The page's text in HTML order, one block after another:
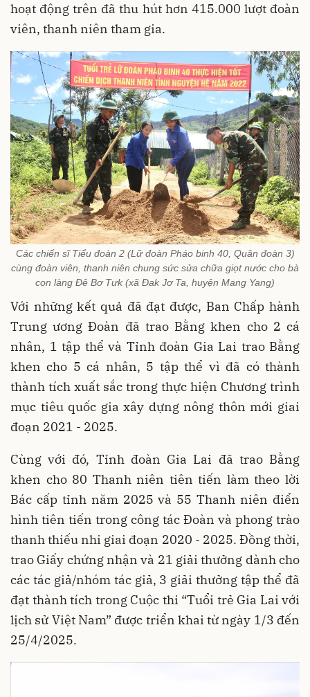
hoạt động trên đã thu hút hơn 415.000 lượt đoàn
viên, thanh niên tham gia.
Các chiến sĩ Tiểu đoàn 2 (Lữ đoàn Pháo binh 40, Quân đoàn 3)
cùng đoàn viên, thanh niên chung sức sửa chữa giọt nước cho bà
con làng Đê Bơ Tưk (xã Đak Jơ Ta, huyện Mang Yang)
Với những kết quả đã đạt được, Ban Chấp hành
Trung ương Đoàn đã trao Bằng khen cho 2 cá
nhân, 1 tập thể và Tỉnh đoàn Gia Lai trao Bằng
khen cho 5 cá nhân, 5 tập thể vì đã có thành
thành tích xuất sắc trong thực hiện Chương trình
mục tiêu quốc gia xây dựng nông thôn mới giai
đoạn 2021 - 2025.
Cùng với đó, Tỉnh đoàn Gia Lai đã trao Bằng
khen cho 80 Thanh niên tiên tiến làm theo lời
Bác cấp tỉnh năm 2025 và 55 Thanh niên điển
hình tiên tiến trong công tác Đoàn và phong trào
thanh thiếu nhi giai đoạn 2020 - 2025. Đồng thời,
trao Giấy chứng nhận và 21 giải thưởng dành cho
các tác giả/nhóm tác giả, 3 giải thưởng tập thể đã
đạt thành tích trong Cuộc thi “Tuổi trẻ Gia Lai với
lịch sử Việt Nam” được triển khai từ ngày 1/3 đến
25/4/2025.